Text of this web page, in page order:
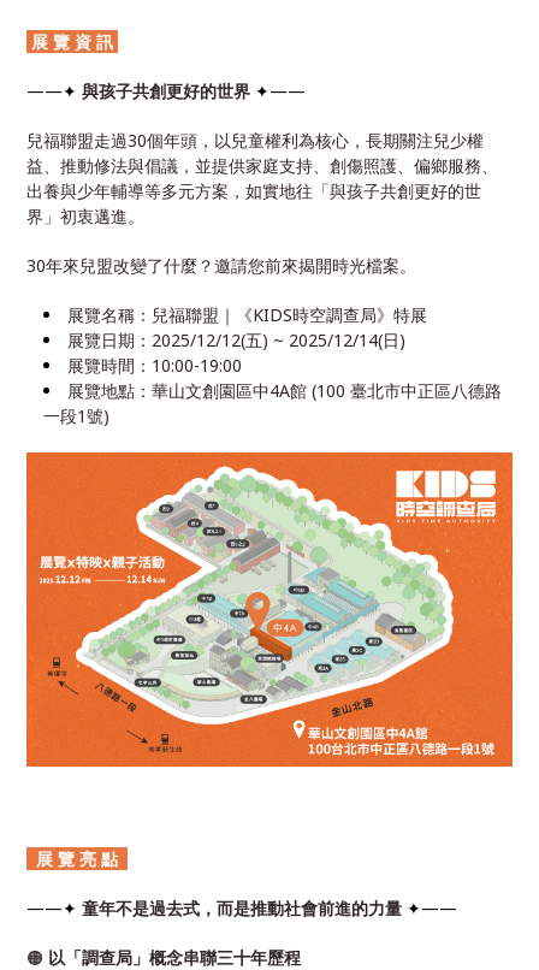
展 覽 資 訊
——✦與孩子共創更好的世界 ✦——
兒福聯盟走過30個年頭，以兒童權利為核心，長期關注兒少權
益、推動修法與倡議，並提供家庭支持、創傷照護、偏鄉服務、
出養與少年輔導等多元方案，如實地往「與孩子共創更好的世
界」初衷邁進。
30年來兒盟改變了什麼？邀請您前來揭開時光檔案。
展覽名稱：兒福聯盟｜《KIDS時空調查局》特展
展覽日期：2025/12/12(五) ~ 2025/12/14(日)
展覽時間：10:00-19:00
展覽地點：華山文創園區中4A館 (100 臺北市中正區八德路
一段1號)
展 覽 亮 點
——✦童年不是過去式，而是推動社會前進的力量 ✦——
🟠 以「調查局」概念串聯三十年歷程